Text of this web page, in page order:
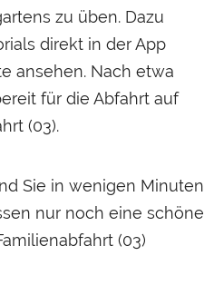
zu üben. Dazu
direkt in der App
ansehen. Nach etwa
für die Abfahrt auf
(03).
Sie in wenigen Minuten
nur noch eine schöne
(03)